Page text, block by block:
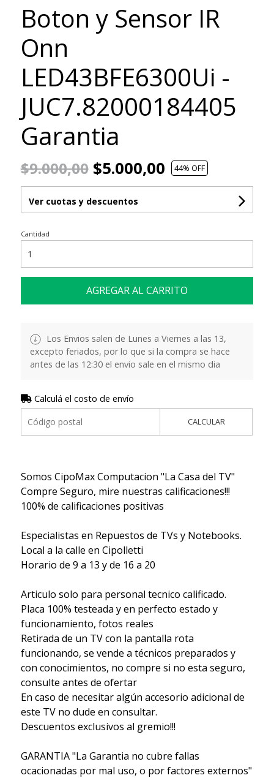
Boton y Sensor IR
Onn
LED43BFE6300Ui -
JUC7.82000184405
Garantia
$9.000,00$5.000,00 44% OFF
Ver cuotas y descuentos
Cantidad
AGREGAR AL CARRITO
Los Envios salen de Lunes a Viernes a las 13,
excepto feriados, por lo que si la compra se hace
antes de las 12:30 el envio sale en el mismo dia
Calculá el costo de envío
CALCULAR
Somos CipoMax Computacion "La Casa del TV"
Compre Seguro, mire nuestras calificaciones!!!
100% de calificaciones positivas
Especialistas en Repuestos de TVs y Notebooks.
Local a la calle en Cipolletti
Horario de 9 a 13 y de 16 a 20
Articulo solo para personal tecnico calificado.
Placa 100% testeada y en perfecto estado y
funcionamiento, fotos reales
Retirada de un TV con la pantalla rota
funcionando, se vende a técnicos preparados y
con conocimientos, no compre si no esta seguro,
consulte antes de ofertar
En caso de necesitar algún accesorio adicional de
este TV no dude en consultar.
Descuentos exclusivos al gremio!!!
GARANTIA "La Garantia no cubre fallas
ocacionadas por mal uso, o por factores externos"